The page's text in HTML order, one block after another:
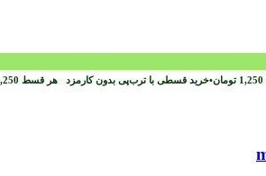
1,250 تومان•خرید قسطی با ترب‌پی بدون کارمزد هر قسط